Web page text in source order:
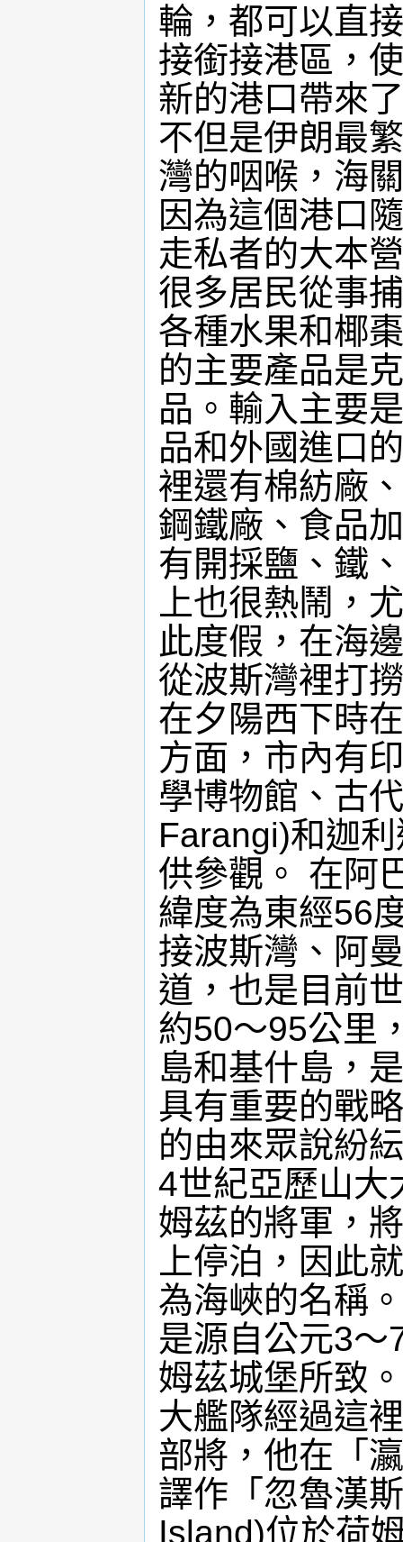
輪，都可以直
接銜接港區，
新的港口帶來
不但是伊朗最
灣的咽喉，海
因為這個港口
走私者的大本
很多居民從事
各種水果和椰
的主要產品是
品。輸入主要
品和外國進口
裡還有棉紡廠
鋼鐵廠、食品
有開採鹽、鐵
上也很熱鬧，
此度假，在海
從波斯灣裡打
在夕陽西下時
方面，市內有
學博物館、古
Farangi)和迦
供參觀。 在阿
緯度為東經56
接波斯灣、阿
道，也是目前
約50～95公里
島和基什島，
具有重要的戰
的由來眾說紛
4世紀亞歷山大
姆茲的將軍，
上停泊，因此
為海峽的名稱
是源自公元3～
姆茲城堡所致
大艦隊經過這
部將，他在「
譯作「忽魯漢
Island)位於荷